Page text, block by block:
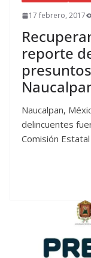
17 febrero, 2017
reporte
Naucalpan,
delincuentes
Comisión